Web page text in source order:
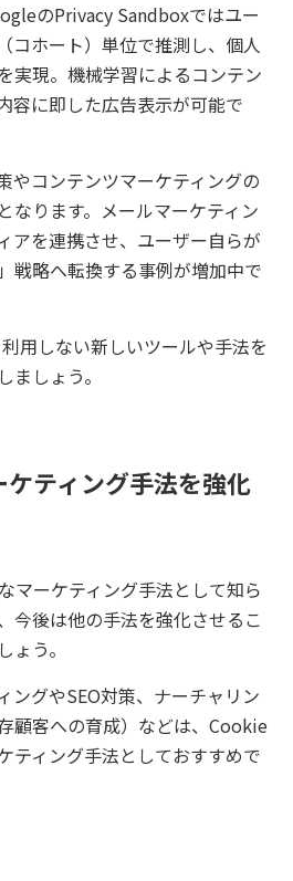
のPrivacy Sandboxではユー
コホート）単位で推測し、個人
実現。機械学習によるコンテン
容に即した広告表示が可能で
やコンテンツマーケティングの
なります。メールマーケティン
アを連携させ、ユーザー自らが
戦略へ転換する事例が増加中で
用しない新しいツールや手法を
しょう。
ティング手法を強化
マーケティング手法として知ら
今後は他の手法を強化させるこ
ょう。
ングやSEO対策、ナーチャリン
顧客への育成）などは、Cookie
ティング手法としておすすめで